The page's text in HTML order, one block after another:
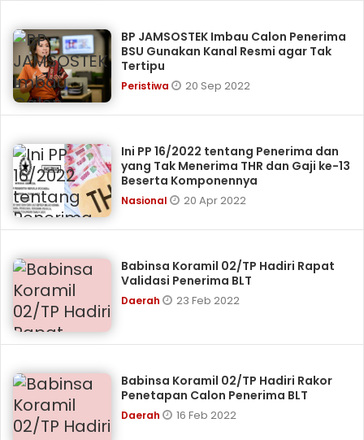
BP JAMSOSTEK Imbau Calon Penerima
BSU Gunakan Kanal Resmi agar Tak
Tertipu
Peristiwa 20 Sep 2022
Ini PP 16/2022 tentang Penerima dan
yang Tak Menerima THR dan Gaji ke-13
Beserta Komponennya
Nasional 20 Apr 2022
Babinsa Koramil 02/TP Hadiri Rapat
Validasi Penerima BLT
Daerah 23 Feb 2022
Babinsa Koramil 02/TP Hadiri Rakor
Penetapan Calon Penerima BLT
Daerah 16 Feb 2022